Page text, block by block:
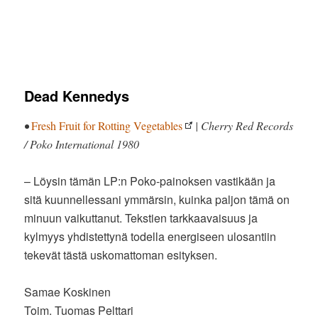
Dead Kennedys
•Fresh Fruit for Rotting Vegetables
| Cherry Red Records
/ Poko International 1980
– Löysin tämän LP:n Poko-painoksen vastikään ja
sitä kuunnellessani ymmärsin, kuinka paljon tämä on
minuun vaikuttanut. Tekstien tarkkaavaisuus ja
kylmyys yhdistettynä todella energiseen ulosantiin
tekevät tästä uskomattoman esityksen.
Samae Koskinen
Toim. Tuomas Pelttari